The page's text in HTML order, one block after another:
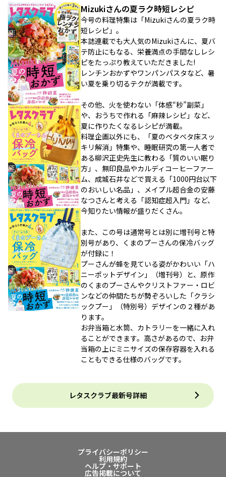
Mizukiさんの夏ラク時短レシピ
今号の料理特集は「Mizukiさんの夏ラク時
短レシピ」。
本誌連載でも大人気のMizukiさんに、夏バ
テ防止にもなる、栄養満点の手間なしレシ
ピをたっぷり教えていただきました!
レンチンおかずやワンパンパスタなど、暑
い夏を乗り切るテクが満載です。
その他、火を使わない「体感“秒”副菜」
や、おうちで作れる「麻辣レシピ」など、
夏に作りたくなるレシピが満載。
料理企画以外にも、「夏のベタベタ床スッ
キリ解消」特集や、睡眠研究の第一人者で
ある柳沢正史先生に教わる「質のいい眠り
方」、無印良品やカルディコーヒーファー
ム、成城石井などで買える「1000円台以下
のおいしい名品」、メイプル超合金の安藤
なつさんと考える「認知症超入門」など、
今知りたい情報が盛りだくさん。
また、この号は通常号とは別に増刊号と特
別号があり、くまのプーさんの保冷バッグ
が付録に！
プーさんが蜂を見ている姿がかわいい「ハ
ニーポットデザイン」（増刊号）と、原作
のくまのプーさんやクリストファー・ロビ
ンなどの仲間たちが勢ぞろいした「クラシ
ックプー」（特別号）デザインの２種があ
ります。
お弁当箱と水筒、カトラリーを一緒に入れ
ることができます。高さがあるので、お弁
当箱の上にミニサイズの保存容器を入れる
こともできる仕様のバッグです。
レタスクラブ最新号詳細
プライバシーポリシー
利用規約
ヘルプ・サポート
広告掲載について